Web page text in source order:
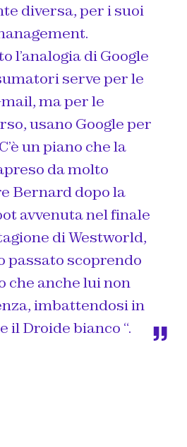
diversa, per i suoi
l’analogia di Google
serve per le
ma per le
usano Google per
un piano che la
da molto
Bernard dopo la
avvenuta nel finale
di Westworld,
passato scoprendo
che anche lui non
imbattendosi in
il Droide bianco “.